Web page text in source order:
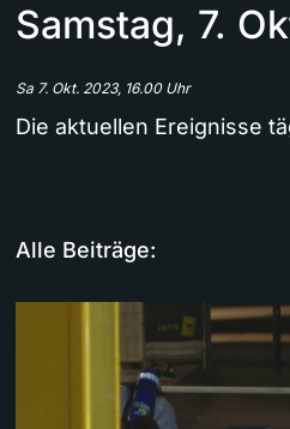
Samstag, 7.
Sa 7. Okt. 2023, 16.00 Uhr
Die aktuellen Ereignisse
Alle Beiträge: